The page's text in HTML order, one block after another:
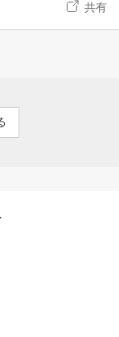
共有